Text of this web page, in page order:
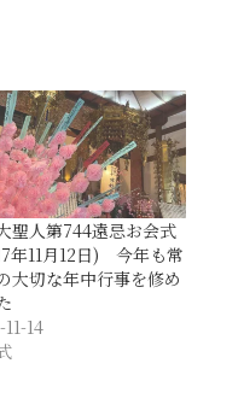
聖人第744遠忌お会式
年11月12日) 今年も常
大切な年中行事を修め
14